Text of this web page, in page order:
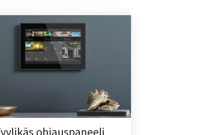
ohjauspaneeli